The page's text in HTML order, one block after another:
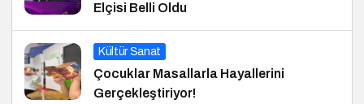
Elçisi Belli Oldu
Kültür Sanat
Çocuklar Masallarla Hayallerini
Gerçekleştiriyor!